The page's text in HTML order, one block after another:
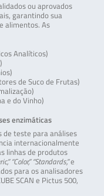
ou aprovados
garantindo sua
alimentos. As
Analíticos)
de Suco de Frutas)
e do Vinho)
enzimáticas
de teste para análises
internacionalmente
linhas de produtos
“Color,” “Standards,”e
para os analisadores
SCAN e Pictus 500,